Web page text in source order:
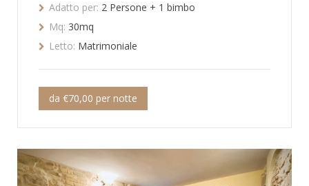
Adatto per: 2 Persone + 1 bimbo
Mq: 30mq
Letto: Matrimoniale
da €70,00 per notte